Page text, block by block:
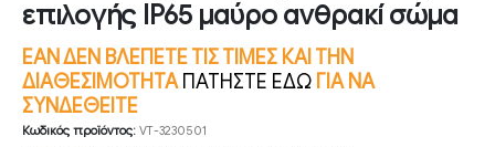
επιλογής IP65 μαύρο ανθρακί σώμα
ΕΑΝ ΔΕΝ ΒΛΕΠΕΤΕ ΤΙΣ ΤΙΜΕΣ ΚΑΙ ΤΗΝ
ΔΙΑΘΕΣΙΜΟΤΗΤΑ ΠΑΤΗΣΤΕ ΕΔΩ ΓΙΑ ΝΑ
ΣΥΝΔΕΘΕΙΤΕ
Κωδικός προϊόντος: VT-3230501